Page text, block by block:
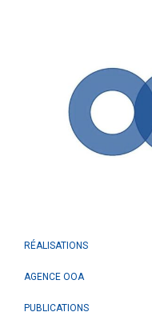
RÉALISATIONS
AGENCE OOA
PUBLICATIONS